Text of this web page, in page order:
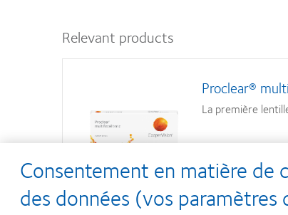
Relevant products
Proclear®
La première
Consentement en matière de
des données (vos